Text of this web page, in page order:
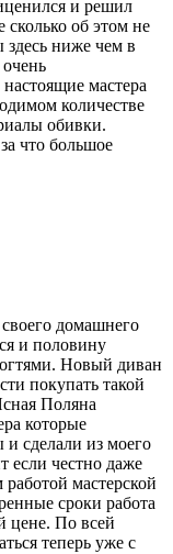
и решил
об этом не
здесь ниже чем в
мастера
количестве
обивки.
что большое
домашнего
и половину
Новый диван
покупать такой
Поляна
которые
сделали из моего
если честно даже
мастерской
сроки работа
цене. По всей
теперь уже с